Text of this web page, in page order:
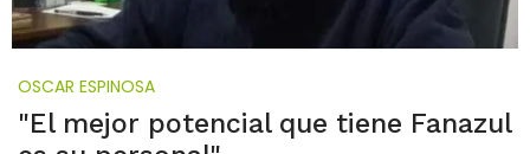
OSCAR ESPINOSA
"El mejor potencial que tiene Fanazul